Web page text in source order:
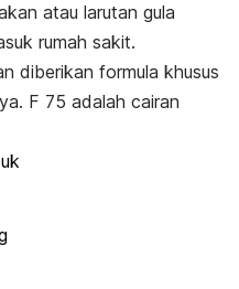
atau larutan gula
rumah sakit.
diberikan formula khusus
F 75 adalah cairan